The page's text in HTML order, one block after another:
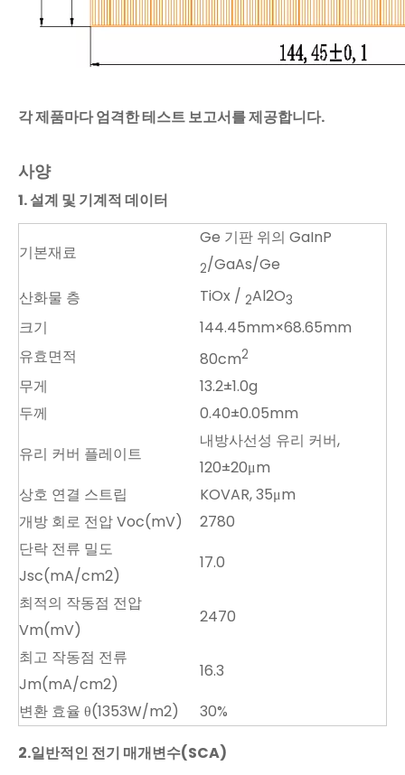
각 제품마다 엄격한 테스트 보고서를 제공합니다.
사양
1. 설계 및 기계적 데이터
기본재료
Ge 기판 위의 GaInP
2/GaAs/Ge
산화물 층
TiOx / 2Al2O3
크기
144.45mm×68.65mm
유효면적
80cm2
무게
13.2±1.0g
두께
0.40±0.05mm
유리 커버 플레이트
내방사선성 유리 커버,
120±20μm
상호 연결 스트립
KOVAR, 35μm
개방 회로 전압 Voc(mV)
2780
단락 전류 밀도
Jsc(mA/cm2)
17.0
최적의 작동점 전압
Vm(mV)
2470
최고 작동점 전류
Jm(mA/cm2)
16.3
변환 효율 θ(1353W/m2)
30%
2.일반적인 전기 매개변수(SCA)